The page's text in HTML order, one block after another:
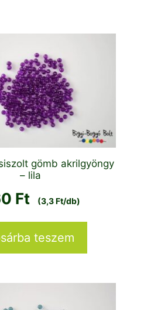
gömb akrilgyöngy
– lila
Ft (3,3 Ft/db)
teszem